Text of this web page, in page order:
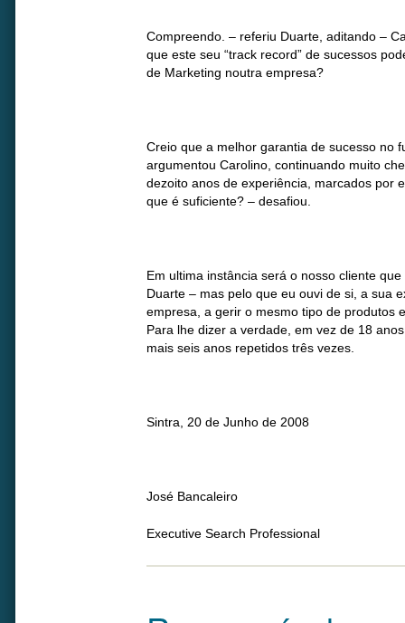
Compreendo. – referiu Duarte, aditando –
que este seu “track record” de sucessos
de Marketing noutra empresa?
Creio que a melhor garantia de sucesso no
argumentou Carolino, continuando muito
dezoito anos de experiência, marcados por
que é suficiente? – desafiou.
Em ultima instância será o nosso cliente
Duarte – mas pelo que eu ouvi de si, a sua
empresa, a gerir o mesmo tipo de produtos
Para lhe dizer a verdade, em vez de 18
mais seis anos repetidos três vezes.
Sintra, 20 de Junho de 2008
José Bancaleiro
Executive Search Professional